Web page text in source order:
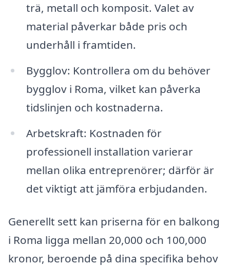
trä, metall och komposit. Valet av
material påverkar både pris och
underhåll i framtiden.
Bygglov: Kontrollera om du behöver
bygglov i Roma, vilket kan påverka
tidslinjen och kostnaderna.
Arbetskraft: Kostnaden för
professionell installation varierar
mellan olika entreprenörer; därför är
det viktigt att jämföra erbjudanden.
Generellt sett kan priserna för en balkong
i Roma ligga mellan 20,000 och 100,000
kronor, beroende på dina specifika behov